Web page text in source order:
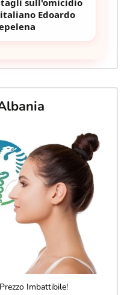
Edoardo
Imbattibile!